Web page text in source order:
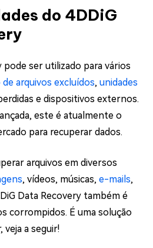
do 4DDiG
pode ser utilizado para vários
arquivos excluídos, unidades
e dispositivos externos.
este é atualmente o
para recuperar dados.
arquivos em diversos
, vídeos, músicas, e-mails,
Data Recovery também é
corrompidos. É uma solução
veja a seguir!